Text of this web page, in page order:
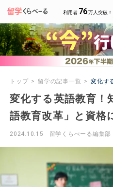
利用者 76万人突破！
トップ 留学の記事一覧 変化す
変化する英語教育！
語教育改革」と資格
2024.10.15 留学くらべーる編集部